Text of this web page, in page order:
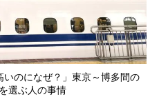
いのになぜ？」東京～博多間の
選ぶ人の事情